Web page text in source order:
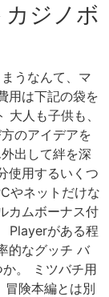
ジノボ
うなんて、マ
用は下記の袋を
人も子供も、
のアイデアを
出して絆を深
使用するいくつ
やネットだけな
カムボーナス付
Playerがある程
的なグッチ バ
。 ミツバチ用
冒険本編とは別